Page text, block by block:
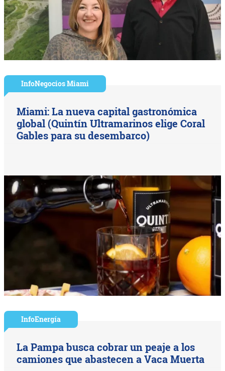
InfoNegocios Miami
Miami: La nueva capital gastronómica
global (Quintín Ultramarinos elige Coral
Gables para su desembarco)
InfoEnergía
La Pampa busca cobrar un peaje a los
camiones que abastecen a Vaca Muerta